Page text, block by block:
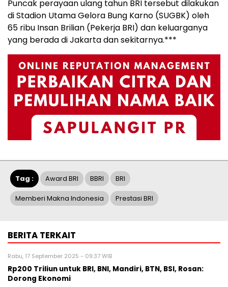
Puncak perayaan ulang tahun BRI tersebut dilakukan
di Stadion Utama Gelora Bung Karno (SUGBK) oleh
65 ribu Insan Brilian (Pekerja BRI) dan keluarganya
yang berada di Jakarta dan sekitarnya.***
Tag : Award BRI BBRI BRI
Memberi Makna Indonesia Prestasi BRI
BERITA TERKAIT
Rabu, 17 September 2025 - 09:37 WIB
Rp200 Triliun untuk BRI, BNI, Mandiri, BTN, BSI, Rosan:
Dorong Ekonomi